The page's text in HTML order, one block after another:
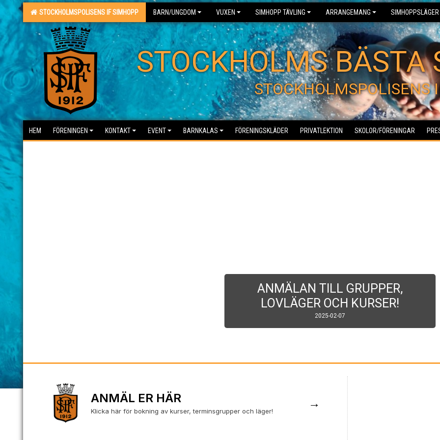
STOCKHOLMSPOLISENS IF SIMHOPP BARN/UNGDOM VUXEN SIMHOPP TÄVLING ARRANGEMANG SIMHOPPSLÄGER
STOCKHOLMS BÄSTA
STOCKHOLMSPOLISENS
HEM FÖRENINGEN KONTAKT EVENT BARNKALAS FÖRENINGSKLÄDER PRIVATLEKTION SKOLOR/FÖRENINGAR
ANMÄLAN TILL GRUPPER,
LOVLÄGER OCH KURSER!
2025-02-07
ANMÄL ER HÄR
Klicka här för bokning av kurser, terminsgrupper och läger!
→